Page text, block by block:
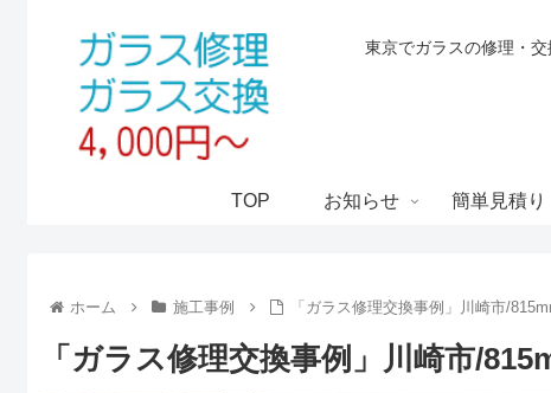
東京でガラスの修理・
TOP お知らせ 簡単見積り
ホーム 施工事例 「ガラス修理交換事例」川崎市/
「ガラス修理交換事例」川崎市/